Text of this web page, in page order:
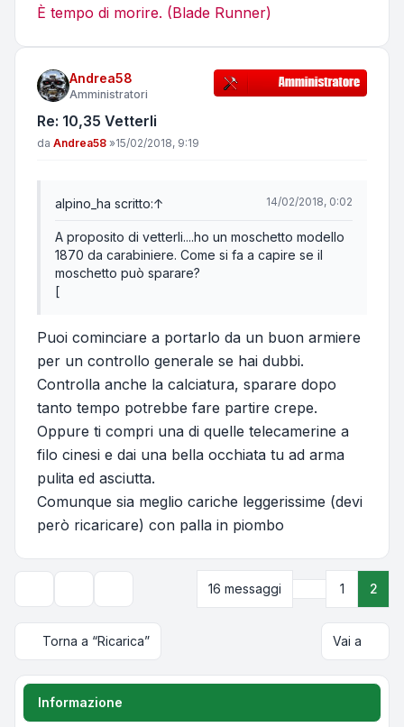
È tempo di morire. (Blade Runner)
Andrea58
Amministratori
Re: 10,35 Vetterli
Messaggio
da Andrea58 »15/02/2018, 9:19
alpino_ ha scritto:↑ 14/02/2018, 0:02
A proposito di vetterli....ho un moschetto modello
1870 da carabiniere. Come si fa a capire se il
moschetto può sparare?
[
Puoi cominciare a portarlo da un buon armiere
per un controllo generale se hai dubbi.
Controlla anche la calciatura, sparare dopo
tanto tempo potrebbe fare partire crepe.
Oppure ti compri una di quelle telecamerine a
filo cinesi e dai una bella occhiata tu ad arma
pulita ed asciutta.
Comunque sia meglio cariche leggerissime (devi
però ricaricare) con palla in piombo
Opzioni di visualizzazione e ordinamento
16 messaggi Precedente
1 2
Torna a “Ricarica” Vai a
Informazione